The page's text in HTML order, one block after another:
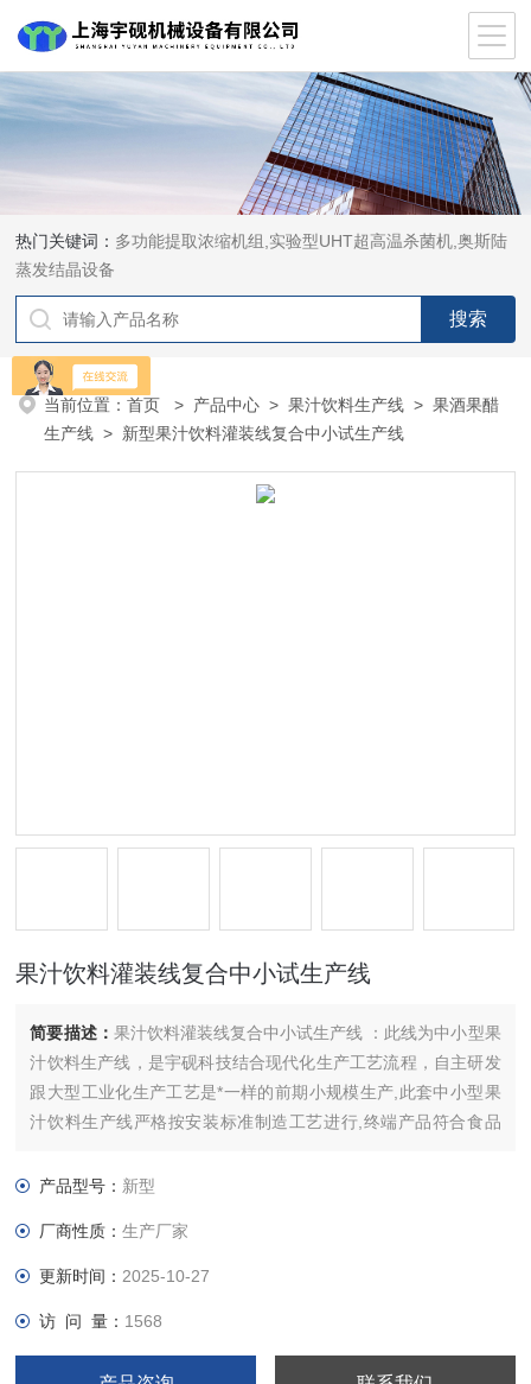
热门关键词： 多功能提取浓缩机组,实验型UHT超高温杀菌机,奥斯陆
蒸发结晶设备
当前位置：首页 > 产品中心 >果汁饮料生产线 >果酒果醋
生产线 > 新型果汁饮料灌装线复合中小试生产线
果汁饮料灌装线复合中小试生产线
简要描述： 果汁饮料灌装线复合中小试生产线 ：此线为中小型果
汁饮料生产线，是宇砚科技结合现代化生产工艺流程，自主研发
跟大型工业化生产工艺是*一样的前期小规模生产,此套中小型果
汁饮料生产线严格按安装标准制造工艺进行,终端产品符合食品
院校及生产单位的前期试验小批量生产使用。
产品型号： 新型
厂商性质：生产厂家
更新时间： 2025-10-27
访 问 量： 1568